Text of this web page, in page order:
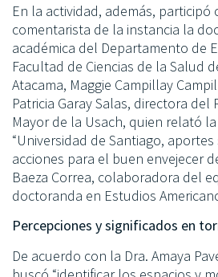
En la actividad, además, participó
comentarista de la instancia la
académica del Departamento de
Facultad de Ciencias de la Salud
Atacama, Maggie Campillay
Patricia Garay Salas, directora
Mayor de la Usach, quien relató
“Universidad de Santiago,
acciones para el buen envejecer
Baeza Correa, colaboradora del
doctoranda en Estudios
Percepciones y significados en
De acuerdo con la Dra. Amaya